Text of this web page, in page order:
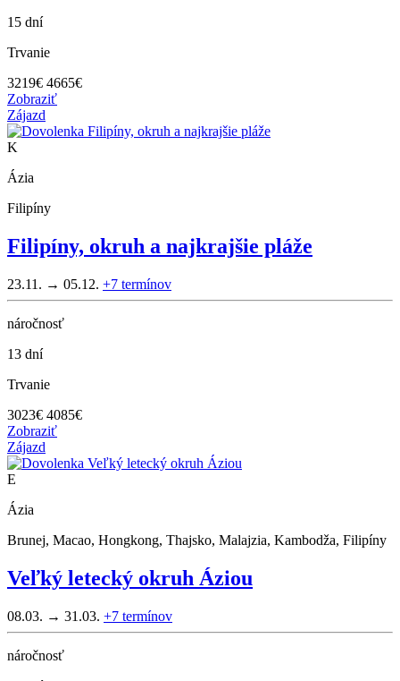
15 dní
Trvanie
3219€ 4665€
Zobraziť
Zájazd
K
Ázia
Filipíny
Filipíny, okruh a najkrajšie pláže
23.11. → 05.12. +7 termínov
náročnosť
13 dní
Trvanie
3023€ 4085€
Zobraziť
Zájazd
E
Ázia
Brunej, Macao, Hongkong, Thajsko, Malajzia, Kambodža, Filipíny
Veľký letecký okruh Áziou
08.03. → 31.03. +7 termínov
náročnosť